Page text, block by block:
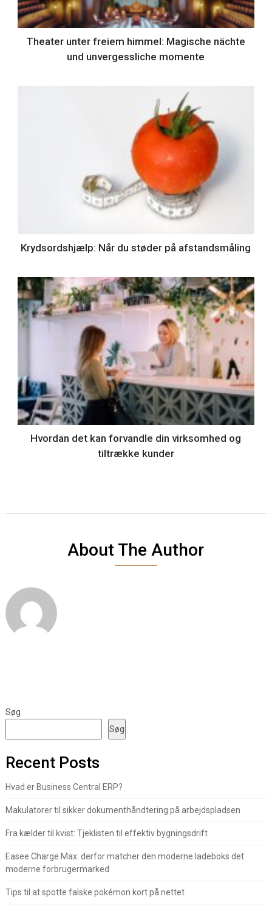
Theater unter freiem himmel: Magische nächte
und unvergessliche momente
Krydsordshjælp: Når du støder på afstandsmåling
Hvordan det kan forvandle din virksomhed og
tiltrække kunder
About The Author
Søg
Søg
Recent Posts
Hvad er Business Central ERP?
Makulatorer til sikker dokumenthåndtering på arbejdspladsen
Fra kælder til kvist: Tjeklisten til effektiv bygningsdrift
Easee Charge Max: derfor matcher den moderne ladeboks det
moderne forbrugermarked
Tips til at spotte falske pokémon kort på nettet